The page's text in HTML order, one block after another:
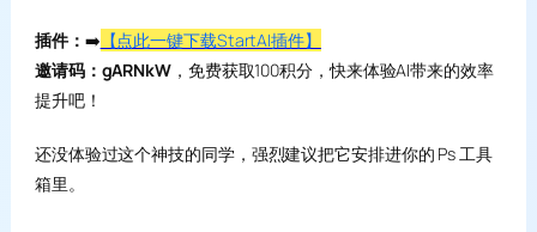
插件： ➡️ 【点此一键下载StartAI插件】
邀请码：gARNkW，免费获取100积分，快来体验AI带来的效率
提升吧！
还没体验过这个神技的同学，强烈建议把它安排进你的 Ps 工具
箱里。